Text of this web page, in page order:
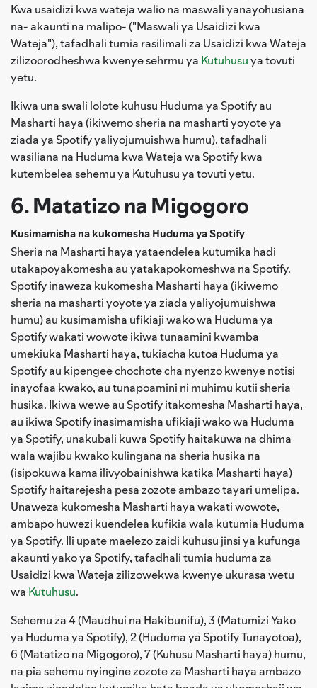
Kwa usaidizi kwa wateja walio na maswali yanayohusiana
na- akaunti na malipo- ("Maswali ya Usaidizi kwa
Wateja"), tafadhali tumia rasilimali za Usaidizi kwa Wateja
zilizoorodheshwa kwenye sehrmu ya Kutuhusuya tovuti
yetu.
Ikiwa una swali lolote kuhusu Huduma ya Spotify au
Masharti haya (ikiwemo sheria na masharti yoyote ya
ziada ya Spotify yaliyojumuishwa humu), tafadhali
wasiliana na Huduma kwa Wateja wa Spotify kwa
kutembelea sehemu ya Kutuhusu ya tovuti yetu.
6. Matatizo na Migogoro
Kusimamisha na kukomesha Huduma ya Spotify
Sheria na Masharti haya yataendelea kutumika hadi
utakapoyakomesha au yatakapokomeshwa na Spotify.
Spotify inaweza kukomesha Masharti haya (ikiwemo
sheria na masharti yoyote ya ziada yaliyojumuishwa
humu) au kusimamisha ufikiaji wako wa Huduma ya
Spotify wakati wowote ikiwa tunaamini kwamba
umekiuka Masharti haya, tukiacha kutoa Huduma ya
Spotify au kipengee chochote cha nyenzo kwenye notisi
inayofaa kwako, au tunapoamini ni muhimu kutii sheria
husika. Ikiwa wewe au Spotify itakomesha Masharti haya,
au ikiwa Spotify inasimamisha ufikiaji wako wa Huduma
ya Spotify, unakubali kuwa Spotify haitakuwa na dhima
wala wajibu kwako kulingana na sheria husika na
(isipokuwa kama ilivyobainishwa katika Masharti haya)
Spotify haitarejesha pesa zozote ambazo tayari umelipa.
Unaweza kukomesha Masharti haya wakati wowote,
ambapo huwezi kuendelea kufikia wala kutumia Huduma
ya Spotify. Ili upate maelezo zaidi kuhusu jinsi ya kufunga
akaunti yako ya Spotify, tafadhali tumia huduma za
Usaidizi kwa Wateja zilizowekwa kwenye ukurasa wetu
wa Kutuhusu.
Sehemu za 4 (Maudhui na Hakibunifu), 3 (Matumizi Yako
ya Huduma ya Spotify), 2 (Huduma ya Spotify Tunayotoa),
6 (Matatizo na Migogoro), 7 (Kuhusu Masharti haya) humu,
na pia sehemu nyingine zozote za Masharti haya ambazo